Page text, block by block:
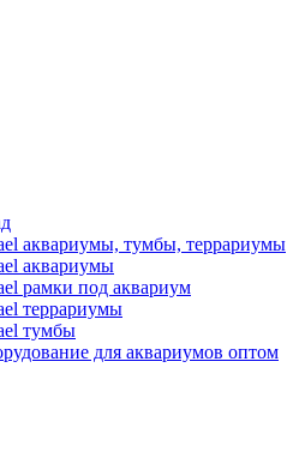
аквариумы, тумбы, террариумы
аквариумы
рамки под аквариум
террариумы
тумбы
для аквариумов оптом